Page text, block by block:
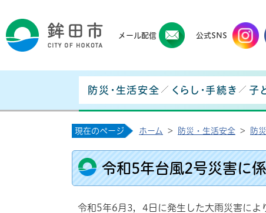
メール配信
鉾田
公式SNS
防災・生活安全 くらし・手続き 子
現在のページ ホーム > 防災・生活安全 > 防
令和5年台風2号災害に
令和5年6月3，4日に発生した大雨災害によ